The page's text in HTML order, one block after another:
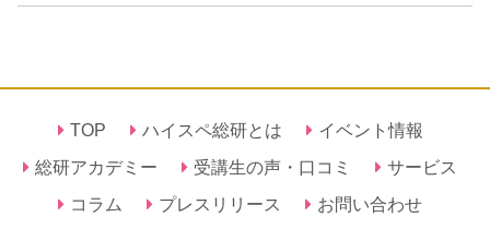
TOP ハイスペ総研とは
イベント情報
総研アカデミー
受講生の声・口コミ
サービス
コラム
プレスリリース お問い合わせ